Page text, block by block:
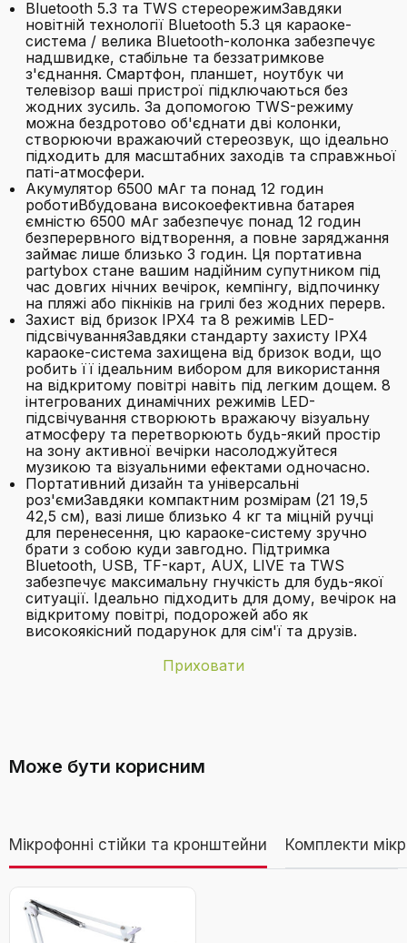
Bluetooth 5.3 та TWS стереорежимЗавдяки
новітній технології Bluetooth 5.3 ця караоке-
система / велика Bluetooth-колонка забезпечує
надшвидке, стабільне та беззатримкове
з'єднання. Смартфон, планшет, ноутбук чи
телевізор ваші пристрої підключаються без
жодних зусиль. За допомогою TWS-режиму
можна бездротово об'єднати дві колонки,
створюючи вражаючий стереозвук, що ідеально
підходить для масштабних заходів та справжньої
паті-атмосфери.
Акумулятор 6500 мАг та понад 12 годин
роботиВбудована високоефективна батарея
ємністю 6500 мАг забезпечує понад 12 годин
безперервного відтворення, а повне заряджання
займає лише близько 3 годин. Ця портативна
partybox стане вашим надійним супутником під
час довгих нічних вечірок, кемпінгу, відпочинку
на пляжі або пікніків на грилі без жодних перерв.
Захист від бризок IPX4 та 8 режимів LED-
підсвічуванняЗавдяки стандарту захисту IPX4
караоке-система захищена від бризок води, що
робить її ідеальним вибором для використання
на відкритому повітрі навіть під легким дощем. 8
інтегрованих динамічних режимів LED-
підсвічування створюють вражаючу візуальну
атмосферу та перетворюють будь-який простір
на зону активної вечірки насолоджуйтеся
музикою та візуальними ефектами одночасно.
Портативний дизайн та універсальні
роз'ємиЗавдяки компактним розмірам (21 19,5
42,5 см), вазі лише близько 4 кг та міцній ручці
для перенесення, цю караоке-систему зручно
брати з собою куди завгодно. Підтримка
Bluetooth, USB, TF-карт, AUX, LIVE та TWS
забезпечує максимальну гнучкість для будь-якої
ситуації. Ідеально підходить для дому, вечірок на
відкритому повітрі, подорожей або як
високоякісний подарунок для сім'ї та друзів.
Приховати
виробник
Струмок На акумуляру
Сумісні пристрої
AUX-пристрій, Bluetooth-пристрій,
мікрофонами, Bluetooth колонка RGB,
портативна караоке-бокс з
USB/TF/AUX/FM, для вечірок
Як працює функція TWS у цій колонці?
Може бути корисним
Мікрофонні стійки та кронштейни Комплекти